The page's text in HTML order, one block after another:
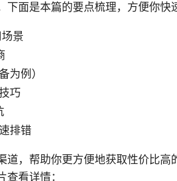
面是本篇的要点梳理，方便你快
景
为例）
巧
排错
，帮助你更方便地获取性价比高
看详情：